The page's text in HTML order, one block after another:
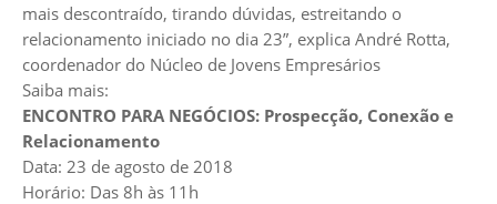
mais descontraído, tirando dúvidas, estreitando o
relacionamento iniciado no dia 23”, explica André Rotta,
coordenador do Núcleo de Jovens Empresários
Saiba mais:
ENCONTRO PARA NEGÓCIOS: Prospecção, Conexão e
Relacionamento
Data: 23 de agosto de 2018
Horário: Das 8h às 11h